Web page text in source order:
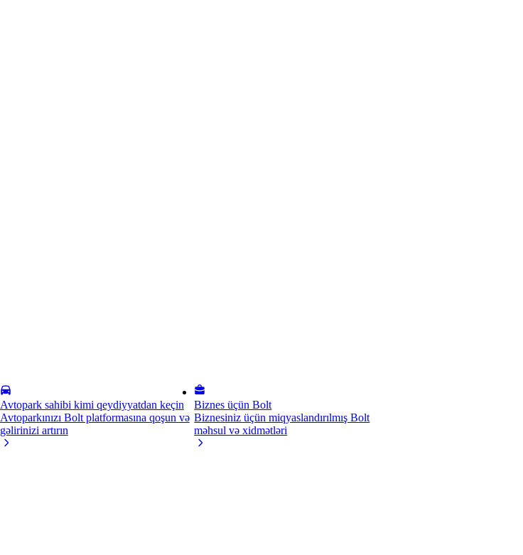
Avtopark sahibi kimi qeydiyyatdan keçin
Avtoparkınızı Bolt platformasına qoşun və
gəlirinizi artırın
Biznes üçün Bolt
Biznesiniz üçün miqyaslandırılmış Bolt
məhsul və xidmətləri